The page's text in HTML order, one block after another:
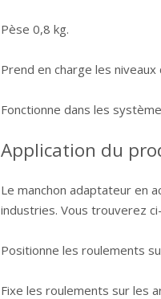
Pèse 0,8 kg.
Prend en charge les
Fonctionne dans les
Application du
Le manchon adaptateur en
industries. Vous trouverez
Positionne les roulements
Fixe les roulements sur les